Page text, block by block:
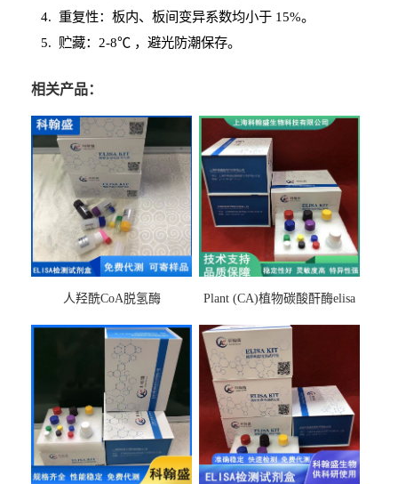
4. 重复性：板内、板间变异系数均小于15%。
5. 贮藏：2-8℃ ，避光防潮保存。
相关产品：
人羟酰CoA脱氢酶
Plant (CA)植物碳酸酐酶elisa